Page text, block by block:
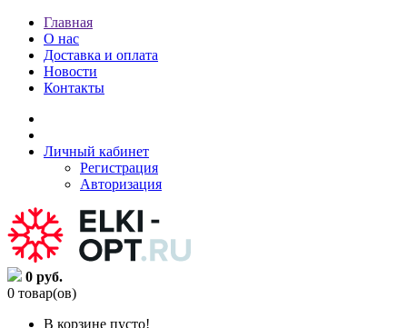
Главная
О нас
Доставка и оплата
Новости
Контакты
Личный кабинет
Регистрация
Авторизация
0 руб.
0 товар(ов)
В корзине пусто!